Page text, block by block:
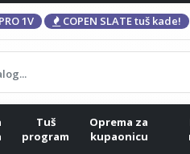
1V COPEN SLATE tuš kade!
Tuš
program
Oprema za
kupaonicu